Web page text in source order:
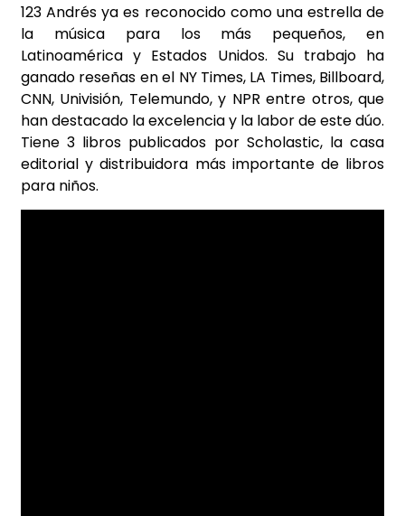
123 Andrés ya es reconocido como una estrella de
la música para los más pequeños, en
Latinoamérica y Estados Unidos. Su trabajo ha
ganado reseñas en el NY Times, LA Times, Billboard,
CNN, Univisión, Telemundo, y NPR entre otros, que
han destacado la excelencia y la labor de este dúo.
Tiene 3 libros publicados por Scholastic, la casa
editorial y distribuidora más importante de libros
para niños.